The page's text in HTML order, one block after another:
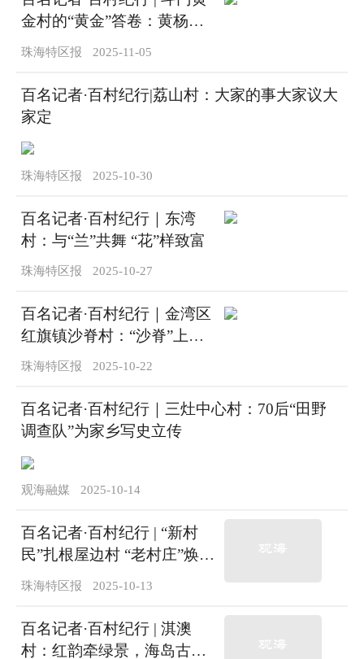
金村的“黄金”答卷：黄杨河
畔听“鳝”歌，百年古村焕新
珠海特区报 2025-11-05
百名记者·百村纪行|荔山村：大家的事大家议大
家定
珠海特区报 2025-10-30
百名记者·百村纪行｜东湾
村：与“兰”共舞 “花”样致富
珠海特区报 2025-10-27
百名记者·百村纪行｜金湾区
红旗镇沙脊村：“沙脊”上的
共富探索
珠海特区报 2025-10-22
百名记者·百村纪行｜三灶中心村：70后“田野
调查队”为家乡写史立传
观海融媒 2025-10-14
百名记者·百村纪行 | “新村
民”扎根屋边村 “老村庄”焕发
“文艺范”
珠海特区报 2025-10-13
百名记者·百村纪行 | 淇澳
村：红韵牵绿景，海岛古村